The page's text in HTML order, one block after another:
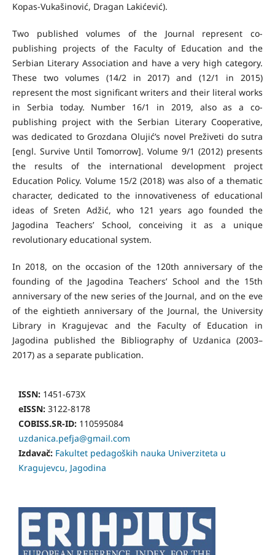
Kopas-Vukašinović, Dragan Lakićević).
Two published volumes of the Journal represent co-
publishing projects of the Faculty of Education and the
Serbian Literary Association and have a very high category.
These two volumes (14/2 in 2017) and (12/1 in 2015)
represent the most significant writers and their literal works
in Serbia today. Number 16/1 in 2019, also as a co-
publishing project with the Serbian Literary Cooperative,
was dedicated to Grozdana Olujić’s novel Preživeti do sutra
[engl. Survive Until Tomorrow]. Volume 9/1 (2012) presents
the results of the international development project
Education Policy. Volume 15/2 (2018) was also of a thematic
character, dedicated to the innovativeness of educational
ideas of Sreten Adžić, who 121 years ago founded the
Jagodina Teachers’ School, conceiving it as a unique
revolutionary educational system.
In 2018, on the occasion of the 120th anniversary of the
founding of the Jagodina Teachers’ School and the 15th
anniversary of the new series of the Journal, and on the eve
of the eightieth anniversary of the Journal, the University
Library in Kragujevac and the Faculty of Education in
Jagodina published the Bibliography of Uzdanica (2003–
2017) as a separate publication.
ISSN: 1451-673X
eISSN: 3122-8178
COBISS.SR-ID: 110595084
uzdanica.pefja@gmail.com
Izdavač: Fakultet pedagoških nauka Univerziteta u
Kragujevcu, Jagodina